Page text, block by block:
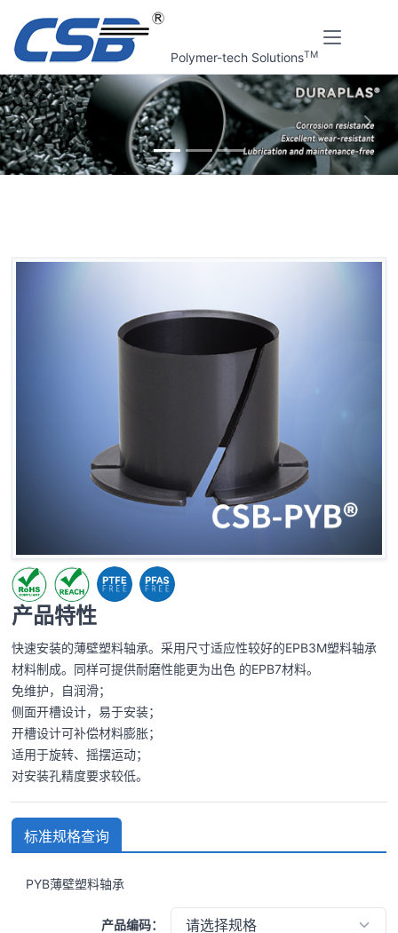
Polymer-tech SolutionsTM
上一张 下一
产品特性
快速安装的薄壁塑料轴承。采用尺寸适应性较好的EPB3M塑料轴承
材料制成。同样可提供耐磨性能更为出色 的EPB7材料。
免维护，自润滑；
侧面开槽设计，易于安装；
开槽设计可补偿材料膨胀；
适用于旋转、摇摆运动；
对安装孔精度要求较低。
标准规格查询
PYB薄壁塑料轴承
产品编码：